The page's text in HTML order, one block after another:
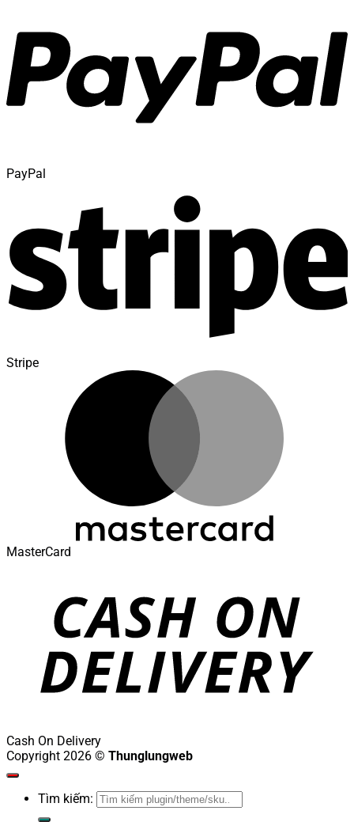
PayPal
Stripe
MasterCard
Cash On Delivery
Copyright 2026 © Thunglungweb
Tìm kiếm: